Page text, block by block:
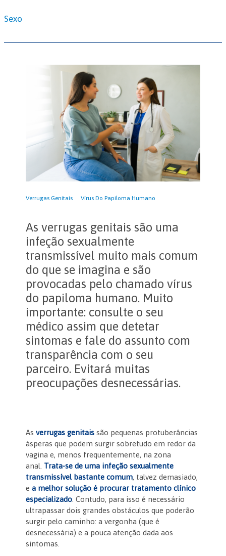
Sexo
Verrugas Genitais Vírus Do Papiloma Humano
As verrugas genitais são uma
infeção sexualmente
transmissível muito mais comum
do que se imagina e são
provocadas pelo chamado vírus
do papiloma humano. Muito
importante: consulte o seu
médico assim que detetar
sintomas e fale do assunto com
transparência com o seu
parceiro. Evitará muitas
preocupações desnecessárias.
Asverrugas genitais são pequenas protuberâncias
ásperas que podem surgir sobretudo em redor da
vagina e, menos frequentemente, na zona
anal. Trata-se de uma infeção sexualmente
transmissível bastante comum, talvez demasiado,
ea melhor solução é procurar tratamento clínico
especializado . Contudo, para isso é necessário
ultrapassar dois grandes obstáculos que poderão
surgir pelo caminho: a vergonha (que é
desnecessária) e a pouca atenção dada aos
sintomas.